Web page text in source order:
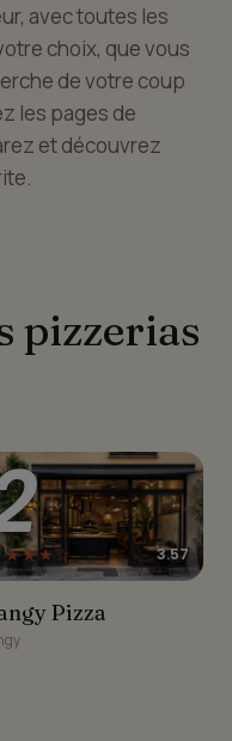
avec toutes les
choix, que vous
de votre coup
les pages de
et découvrez
pizzerias
Pizza
3.57
Pizza